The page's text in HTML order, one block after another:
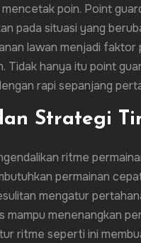
poin. Point
pada situasi yang
lawan menjadi
hanya itu point
rapi sepanjang
Strategi
ritme
permainan
mengatur
menenangkan
ritme seperti ini